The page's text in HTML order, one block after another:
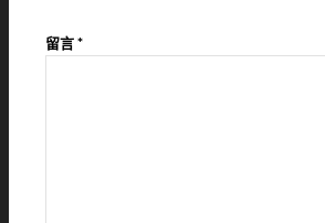
留言*